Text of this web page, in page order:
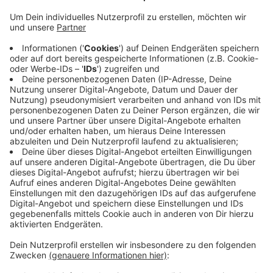
Seit Sommerferien-Start liefen vorbereitende
Arbeiten, ab heute werden die Container aufgestellt.
Angeliefert werden sie "just-in-time" von sechs bis
zehn LKW pro Tag über die Wolsdorfer Straße und den
Parkplatz "Auf der Papagei". Fertig soll der Aufbau
dann in drei Wochen sein. Die Stadt teilte mit, dass die
Transporte so getaktet seien, dass der Verkehr so
wenig wie möglich beeinträchtigt werden soll.
Anzeige